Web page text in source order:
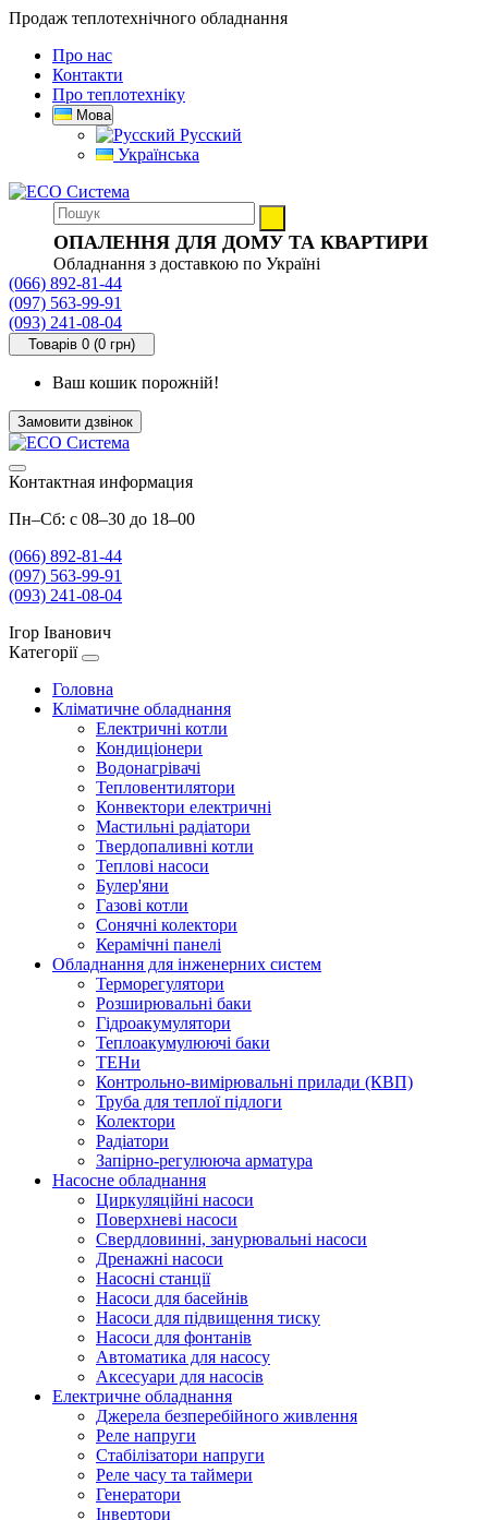
Продаж теплотехнічного обладнання
Про нас
Контакти
Про теплотехніку
Мова
Русский
Українська
ОПАЛЕННЯ ДЛЯ ДОМУ ТА КВАРТИРИ
Обладнання з доставкою по Україні
(066) 892-81-44
(097) 563-99-91
(093) 241-08-04
Товарів 0 (0 грн)
Ваш кошик порожній!
Замовити дзвінок
Контактная информация
Пн–Сб: с 08–30 до 18–00
(066) 892-81-44
(097) 563-99-91
(093) 241-08-04
Ігор Іванович
Категорії
Головна
Кліматичне обладнання
Електричні котли
Кондиціонери
Водонагрівачі
Тепловентилятори
Конвектори електричні
Мастильні радіатори
Твердопаливні котли
Теплові насоси
Булер'яни
Газові котли
Сонячні колектори
Керамічні панелі
Обладнання для інженерних систем
Терморегулятори
Розширювальні баки
Гідроакумулятори
Теплоакумулюючі баки
ТЕНи
Контрольно-вимірювальні прилади (КВП)
Труба для теплої підлоги
Колектори
Радіатори
Запірно-регулююча арматура
Насосне обладнання
Циркуляційні насоси
Поверхневі насоси
Свердловинні, занурювальні насоси
Дренажні насоси
Насосні станції
Насоси для басейнів
Насоси для підвищення тиску
Насоси для фонтанів
Автоматика для насосу
Аксесуари для насосів
Електричне обладнання
Джерела безперебійного живлення
Реле напруги
Стабілізатори напруги
Реле часу та таймери
Генератори
Інвертори